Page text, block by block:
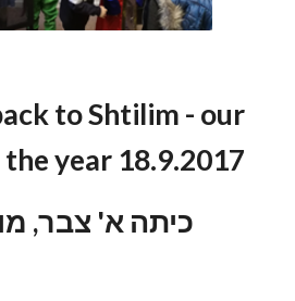
to Shtilim - our
year 18.9.2017
כיתה א' צבר,